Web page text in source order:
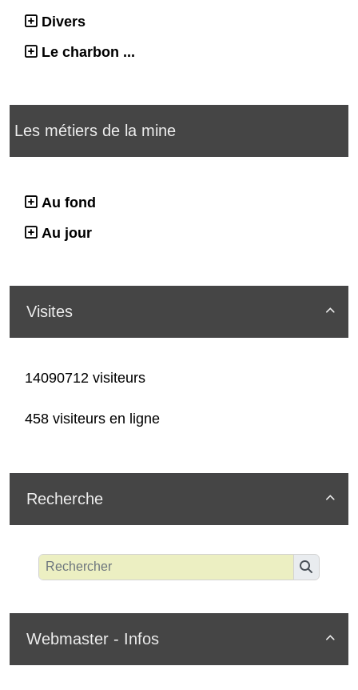
Divers
Le charbon ...
Les métiers de la mine
Au fond
Au jour

Visites
14090712 visiteurs
458 visiteurs en ligne

Recherche

Webmaster - Infos